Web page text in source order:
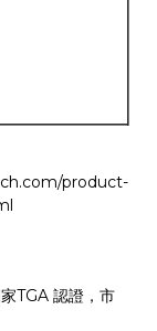
product-
認證，市